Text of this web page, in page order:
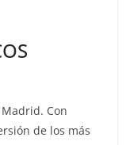
Con
de los más